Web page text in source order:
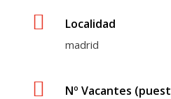
Localidad
madrid
Nº Vacantes